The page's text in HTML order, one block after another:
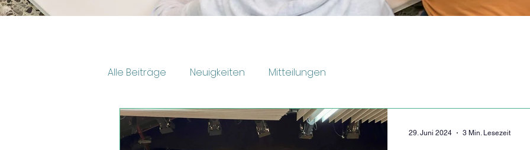
Alle Beiträge Neuigkeiten Mitteilungen
29. Juni 2024 3 Min. Lesezeit